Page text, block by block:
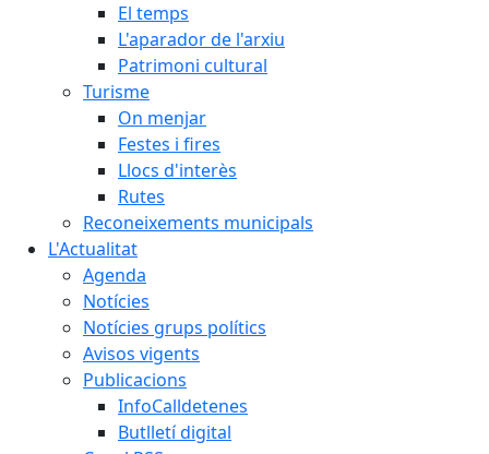
El temps
L'aparador de l'arxiu
Patrimoni cultural
Turisme
On menjar
Festes i fires
Llocs d'interès
Rutes
Reconeixements municipals
L'Actualitat
Agenda
Notícies
Notícies grups polítics
Avisos vigents
Publicacions
InfoCalldetenes
Butlletí digital